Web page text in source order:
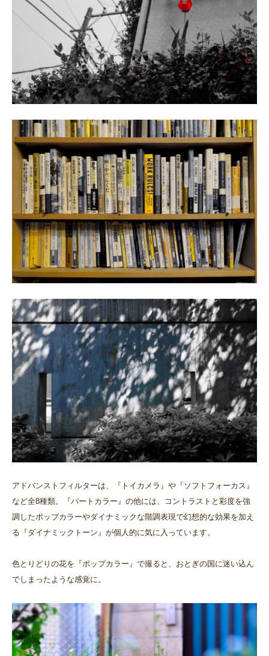
アドバンストフィルターは、『トイカメラ』や『ソフトフォーカス』
など全8種類。『パートカラー』の他には、コントラストと彩度を強
調したポップカラーやダイナミックな階調表現で幻想的な効果を加え
る『ダイナミックトーン』が個人的に気に入っています。
色とりどりの花を『ポップカラー』で撮ると、おとぎの国に迷い込ん
でしまったような感覚に。